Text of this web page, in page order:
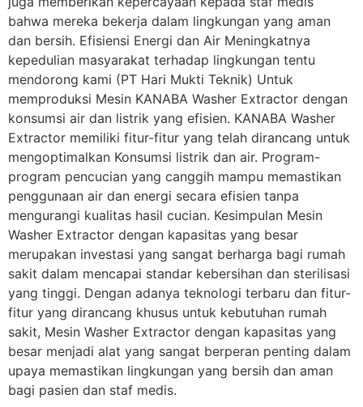
bahwa mereka bekerja dalam lingkungan yang aman
dan bersih. Efisiensi Energi dan Air Meningkatnya
kepedulian masyarakat terhadap lingkungan tentu
mendorong kami (PT Hari Mukti Teknik) Untuk
memproduksi Mesin KANABA Washer Extractor dengan
konsumsi air dan listrik yang efisien. KANABA Washer
Extractor memiliki fitur-fitur yang telah dirancang untuk
mengoptimalkan Konsumsi listrik dan air. Program-
program pencucian yang canggih mampu memastikan
penggunaan air dan energi secara efisien tanpa
mengurangi kualitas hasil cucian. Kesimpulan Mesin
Washer Extractor dengan kapasitas yang besar
merupakan investasi yang sangat berharga bagi rumah
sakit dalam mencapai standar kebersihan dan sterilisasi
yang tinggi. Dengan adanya teknologi terbaru dan fitur-
fitur yang dirancang khusus untuk kebutuhan rumah
sakit, Mesin Washer Extractor dengan kapasitas yang
besar menjadi alat yang sangat berperan penting dalam
upaya memastikan lingkungan yang bersih dan aman
bagi pasien dan staf medis.